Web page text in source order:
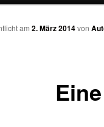
am 2. März 2014von